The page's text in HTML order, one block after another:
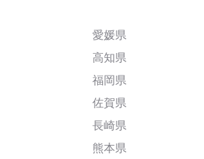
愛媛県
高知県
福岡県
佐賀県
長崎県
熊本県